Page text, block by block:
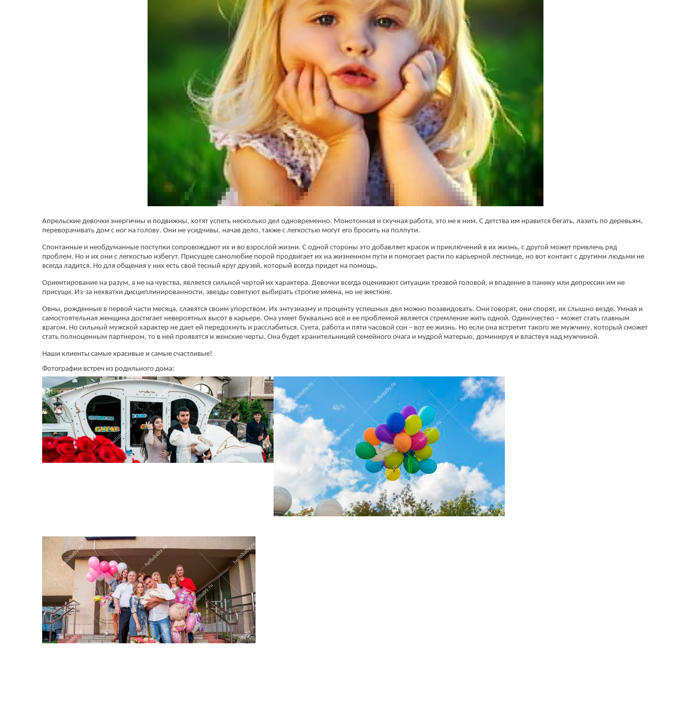
Ваше имя:*
Его телефон:*
Апрельские девочки энергичны и подвижны, хотят успеть несколько дел одновременно. Монотонная и скучная работа, это не к ним. С детства им нравится бегать, лазить по деревьям,
переворачивать дом с ног на голову. Они не усидчивы, начав дело, также с легкостью могут его бросить на полпути.
Спонтанные и необдуманные поступки сопровождают их и во взрослой жизни. С одной стороны это добавляет красок и приключений в их жизнь, с другой может привлечь ряд
проблем. Но и их они с легкостью избегут. Присущее самолюбие порой продвигает их на жизненном пути и помогает расти по карьерной лестнице, но вот контакт с другими людьми не
всегда ладится. Но для общения у них есть свой тесный круг друзей, который всегда придет на помощь.
Ориентирование на разум, а не на чувства, является сильной чертой их характера. Девочки всегда оценивают ситуации трезвой головой, и впадение в панику или депрессии им не
присущи. Из-за нехватки дисциплинированности, звезды советуют выбирать строгие имена, но не жесткие.
Овны, рожденные в первой части месяца, славятся своим упорством. Их энтузиазму и проценту успешных дел можно позавидовать. Они говорят, они спорят, их слышно везде. Умная и
самостоятельная женщина достигает невероятных высот в карьере. Она умеет буквально всё и ее проблемой является стремление жить одной. Одиночество – может стать главным
врагом. Но сильный мужской характер не дает ей передохнуть и расслабиться. Суета, работа и пяти часовой сон – вот ее жизнь. Но если она встретит такого же мужчину, который сможет
стать полноценным партнером, то в ней проявятся и женские черты. Она будет хранительницей семейного очага и мудрой матерью, доминируя и властвуя над мужчиной.
Наши клиенты самые красивые и самые счастливые!
Фотографии встреч из родильного дома: